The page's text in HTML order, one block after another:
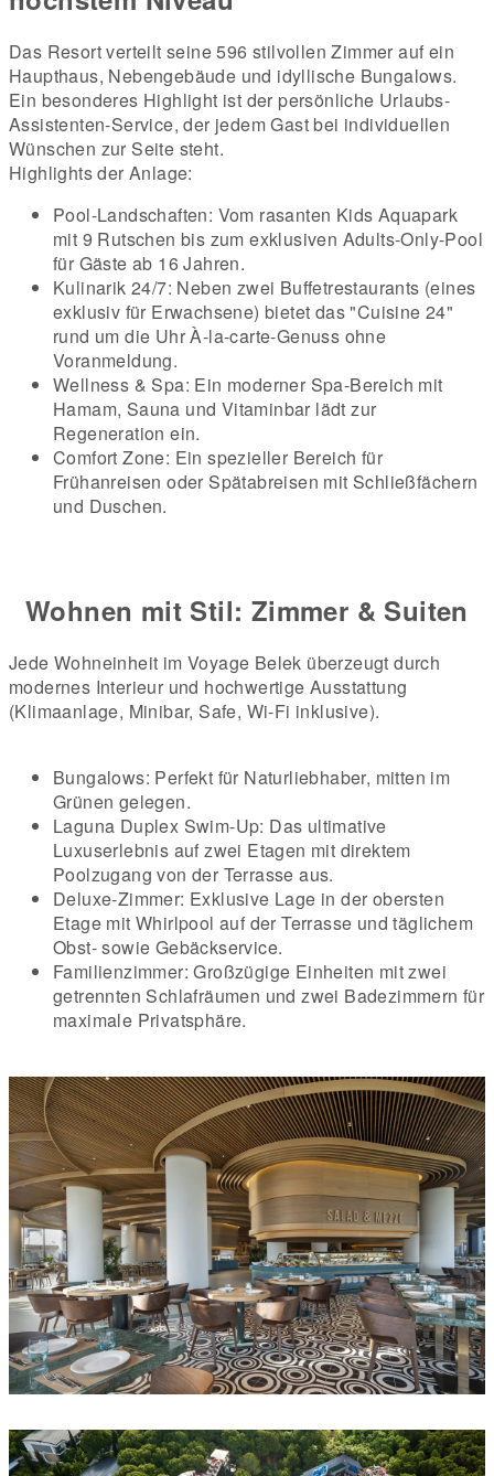
Das Resort verteilt seine 596 stilvollen Zimmer auf ein
Haupthaus, Nebengebäude und idyllische Bungalows.
Ein besonderes Highlight ist der persönliche Urlaubs-
Assistenten-Service, der jedem Gast bei individuellen
Wünschen zur Seite steht.
Highlights der Anlage:
Pool-Landschaften: Vom rasanten Kids Aquapark
mit 9 Rutschen bis zum exklusiven Adults-Only-Pool
für Gäste ab 16 Jahren.
Kulinarik 24/7: Neben zwei Buffetrestaurants (eines
exklusiv für Erwachsene) bietet das "Cuisine 24"
rund um die Uhr À-la-carte-Genuss ohne
Voranmeldung.
Wellness & Spa: Ein moderner Spa-Bereich mit
Hamam, Sauna und Vitaminbar lädt zur
Regeneration ein.
Comfort Zone: Ein spezieller Bereich für
Frühanreisen oder Spätabreisen mit Schließfächern
und Duschen.
Wohnen mit Stil: Zimmer & Suiten
Jede Wohneinheit im Voyage Belek überzeugt durch
modernes Interieur und hochwertige Ausstattung
(Klimaanlage, Minibar, Safe, Wi-Fi inklusive).
Bungalows: Perfekt für Naturliebhaber, mitten im
Grünen gelegen.
Laguna Duplex Swim-Up: Das ultimative
Luxuserlebnis auf zwei Etagen mit direktem
Poolzugang von der Terrasse aus.
Deluxe-Zimmer: Exklusive Lage in der obersten
Etage mit Whirlpool auf der Terrasse und täglichem
Obst- sowie Gebäckservice.
Familienzimmer: Großzügige Einheiten mit zwei
getrennten Schlafräumen und zwei Badezimmern für
maximale Privatsphäre.